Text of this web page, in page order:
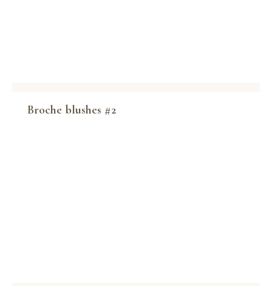
Broche blushes #2